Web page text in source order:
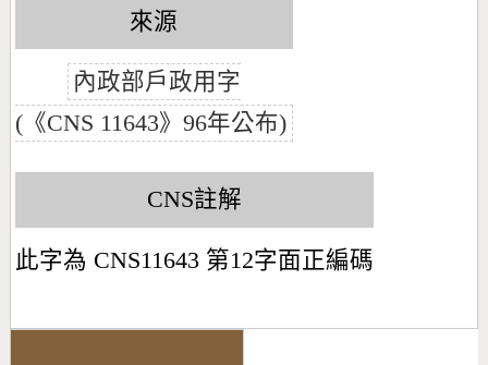
來源
內政部戶政用字
(《CNS 11643》96年公布)
CNS註解
此字為 CNS11643 第12字面正編碼